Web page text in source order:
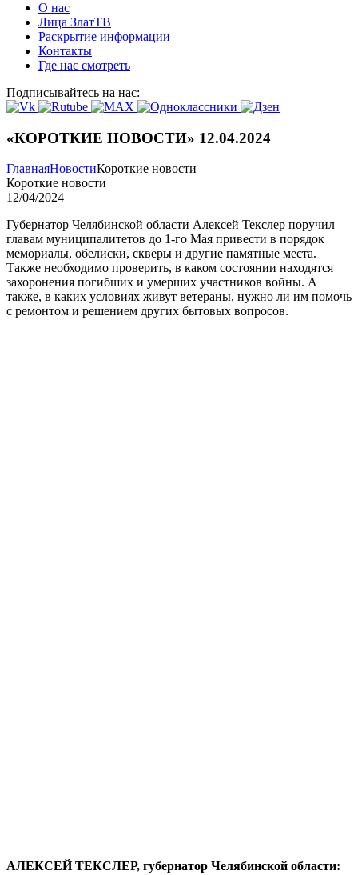
О нас
Лица ЗлатТВ
Раскрытие информации
Контакты
Где нас смотреть
Подписывайтесь на нас:
«КОРОТКИЕ НОВОСТИ» 12.04.2024
ГлавнаяНовостиКороткие новости
Короткие новости
12/04/2024
Губернатор Челябинской области Алексей Текслер поручил
главам муниципалитетов до 1-го Мая привести в порядок
мемориалы, обелиски, скверы и другие памятные места.
Также необходимо проверить, в каком состоянии находятся
захоронения погибших и умерших участников войны. А
также, в каких условиях живут ветераны, нужно ли им помочь
с ремонтом и решением других бытовых вопросов.
АЛЕКСЕЙ ТЕКСЛЕР, губернатор Челябинской области: